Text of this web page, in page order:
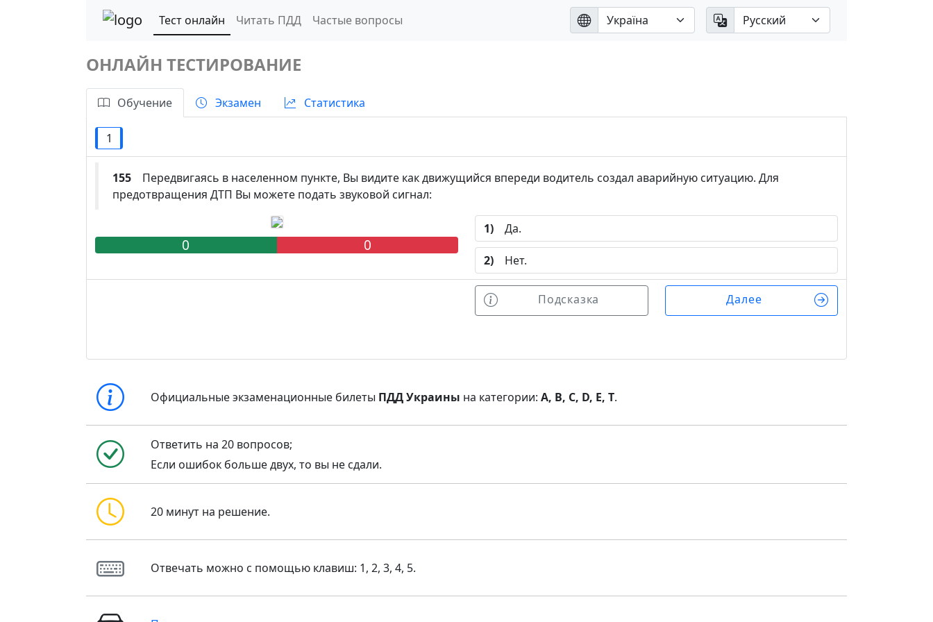
Тест онлайн Читать ПДД Частые вопросы
ОНЛАЙН ТЕСТИРОВАНИЕ
Обучение Экзамен Статистика
1
155 Передвигаясь в населенном пункте, Вы видите как движущийся впереди водитель создал аварийную ситуацию. Для
предотвращения ДТП Вы можете подать звуковой сигнал:
0 0
1) Да.
2) Нет.
Подсказка Далее
Официальные экзаменационные билеты ПДД Украины на категории:A, B, C, D, E, T.
Ответить на 20 вопросов;
Если ошибок больше двух, то вы не сдали.
20 минут на решение.
Отвечать можно с помощью клавиш: 1, 2, 3, 4, 5.